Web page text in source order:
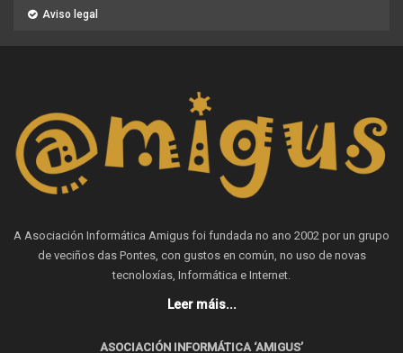
Aviso legal
A Asociación Informática Amigus foi fundada no ano 2002 por un grupo
de veciños das Pontes, con gustos en común, no uso de novas
tecnoloxías, Informática e Internet.
Leer máis...
ASOCIACIÓN INFORMÁTICA ‘AMIGUS’